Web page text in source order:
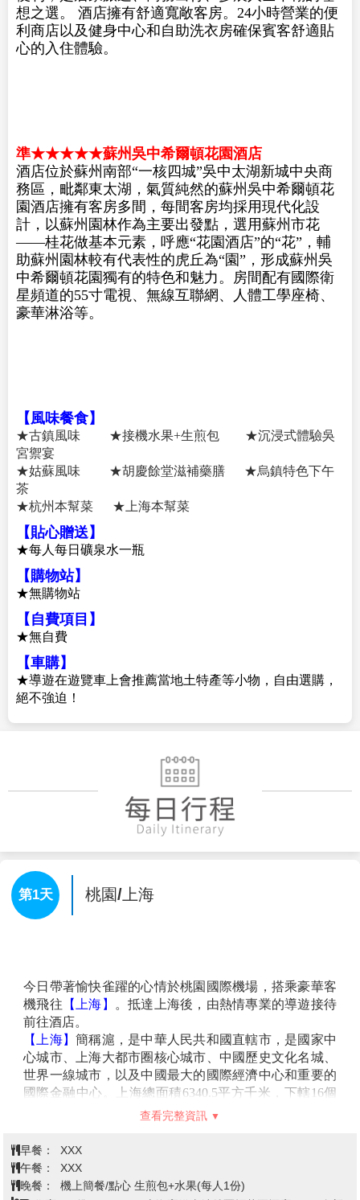
酒店位於上海市浦東新區祝橋鎮百熙路518號,集多
家餐飲、娛樂、購物、休閒品牌於一體的綜合性商
場天和廣場內，緊鄰東方樞紐核心區域，交通出行
便利；是居家旅遊、商務出行、參展人士下榻的理
想之選。 酒店擁有舒適寬敞客房。24小時營業的便
利商店以及健身中心和自助洗衣房確保賓客舒適貼
心的入住體驗。
準★★★★★蘇州吳中希爾頓花園酒店
酒店位於蘇州南部“一核四城”吳中太湖新城中央商
務區，毗鄰東太湖，氣質純然的蘇州吳中希爾頓花
園酒店擁有客房多間，每間客房均採用現代化設
計，以蘇州園林作為主要出發點，選用蘇州市花
——桂花做基本元素，呼應“花園酒店”的“花”，輔
助蘇州園林較有代表性的虎丘為“園”，形成蘇州吳
中希爾頓花園獨有的特色和魅力。房間配有國際衛
星頻道的55寸電視、無線互聯網、人體工學座椅、
豪華淋浴等。
★古鎮風味 ★接機水果+生煎包 ★沉浸式體驗吳
★姑蘇風味 ★胡慶餘堂滋補藥膳 ★烏鎮特色下午
上海本幫菜
★每人每日礦泉水一瓶
【購物站】
★無購物站
【車購】
★導遊在遊覽車上會推薦當地土特產等小物，自由選購，
絕不強迫！